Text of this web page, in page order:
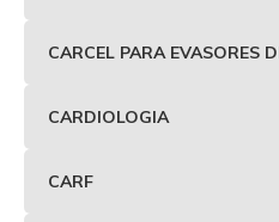
CARCEL PARA EVASORES
CARDIOLOGIA
CARF